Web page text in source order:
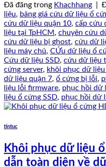
Đã đăng trong Khachhang
liệu, bảng giá cứu dữ liệu ổ
cứu dữ liệu quận 10, cấp cứu
liệu tại TpHCM, chuyên cứu
cứu dữ liệu bị ghost, cứu dữ
liệu máy chủ, CỨu dữ liệu ổ
Cứu dữ liệu SSD, cứu dữ liệu
cứng server, khôi phục dữ
dữ liệu quận 7, ổ cứng bị lỗi,
liệu lỗi firmware, phục hồi dữ
liệu ổ cứng SSD, phục hồi dữ
tintuc
Khôi phục dữ liệu
dẫn toàn diện về